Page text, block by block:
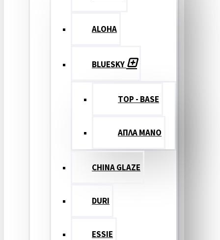
ALOHA
BLUESKY
TOP - BASE
ΑΠΛΑ ΜΑΝΟ
CHINA GLAZE
DURI
ESSIE